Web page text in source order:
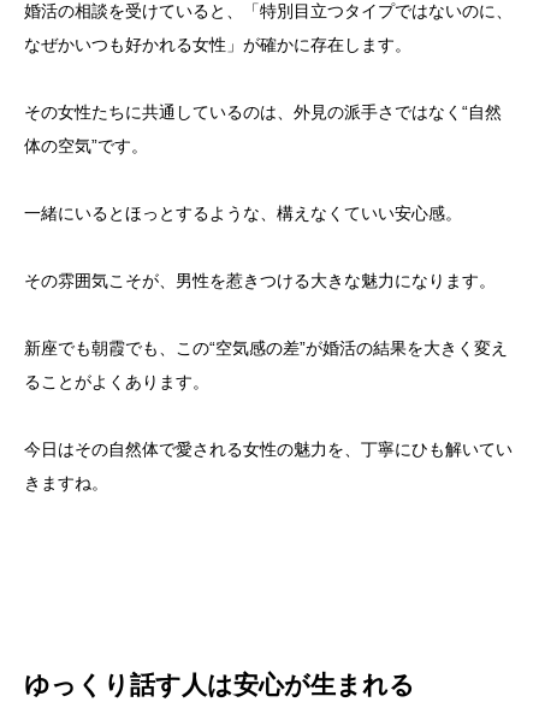
婚活の相談を受けていると、「特別目立つタイプではないのに、
なぜかいつも好かれる女性」が確かに存在します。
その女性たちに共通しているのは、外見の派手さではなく“自然
体の空気”です。
一緒にいるとほっとするような、構えなくていい安心感。
その雰囲気こそが、男性を惹きつける大きな魅力になります。
新座でも朝霞でも、この“空気感の差”が婚活の結果を大きく変え
ることがよくあります。
今日はその自然体で愛される女性の魅力を、丁寧にひも解いてい
きますね。
ゆっくり話す人は安心が生まれる